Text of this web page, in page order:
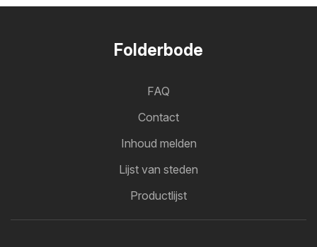
Folderbode
FAQ
Contact
Inhoud melden
Lijst van steden
Productlijst